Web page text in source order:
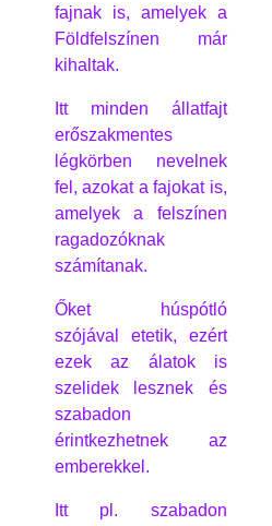
fajnak is, amelyek a
Földfelszínen már
kihaltak.
Itt minden állatfajt
erőszakmentes
légkörben nevelnek
fel, azokat a fajokat is,
amelyek a felszínen
ragadozóknak
számítanak.
Őket húspótló
szójával etetik, ezért
ezek az álatok is
szelidek lesznek és
szabadon
érintkezhetnek az
emberekkel.
Itt pl. szabadon